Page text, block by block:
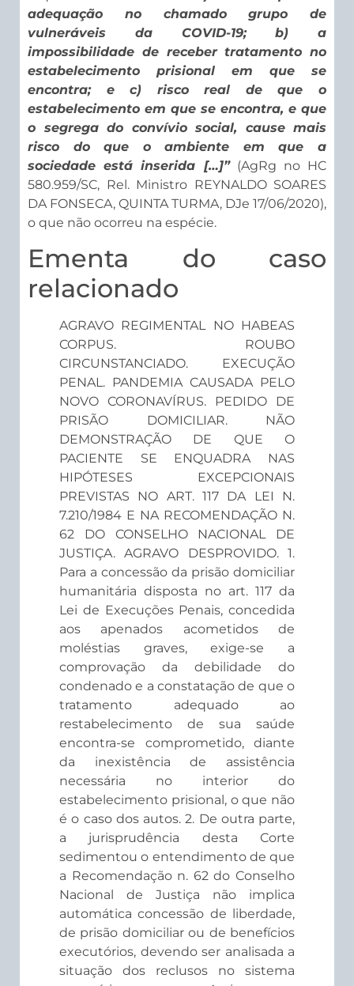
adequação no chamado grupo de
vulneráveis da COVID-19; b) a
impossibilidade de receber tratamento no
estabelecimento prisional em que se
encontra; e c) risco real de que o
estabelecimento em que se encontra, e que
o segrega do convívio social, cause mais
risco do que o ambiente em que a
sociedade está inserida […]”(AgRg no HC
580.959/SC, Rel. Ministro REYNALDO SOARES
DA FONSECA, QUINTA TURMA, DJe 17/06/2020),
o que não ocorreu na espécie.
Ementa do caso
relacionado
AGRAVO REGIMENTAL NO HABEAS
CORPUS. ROUBO
CIRCUNSTANCIADO. EXECUÇÃO
PENAL. PANDEMIA CAUSADA PELO
NOVO CORONAVÍRUS. PEDIDO DE
PRISÃO DOMICILIAR. NÃO
DEMONSTRAÇÃO DE QUE O
PACIENTE SE ENQUADRA NAS
HIPÓTESES EXCEPCIONAIS
PREVISTAS NO ART. 117 DA LEI N.
7.210/1984 E NA RECOMENDAÇÃO N.
62 DO CONSELHO NACIONAL DE
JUSTIÇA. AGRAVO DESPROVIDO. 1.
Para a concessão da prisão domiciliar
humanitária disposta no art. 117 da
Lei de Execuções Penais, concedida
aos apenados acometidos de
moléstias graves, exige-se a
comprovação da debilidade do
condenado e a constatação de que o
tratamento adequado ao
restabelecimento de sua saúde
encontra-se comprometido, diante
da inexistência de assistência
necessária no interior do
estabelecimento prisional, o que não
é o caso dos autos. 2. De outra parte,
a jurisprudência desta Corte
sedimentou o entendimento de que
a Recomendação n. 62 do Conselho
Nacional de Justiça não implica
automática concessão de liberdade,
de prisão domiciliar ou de benefícios
executórios, devendo ser analisada a
situação dos reclusos no sistema